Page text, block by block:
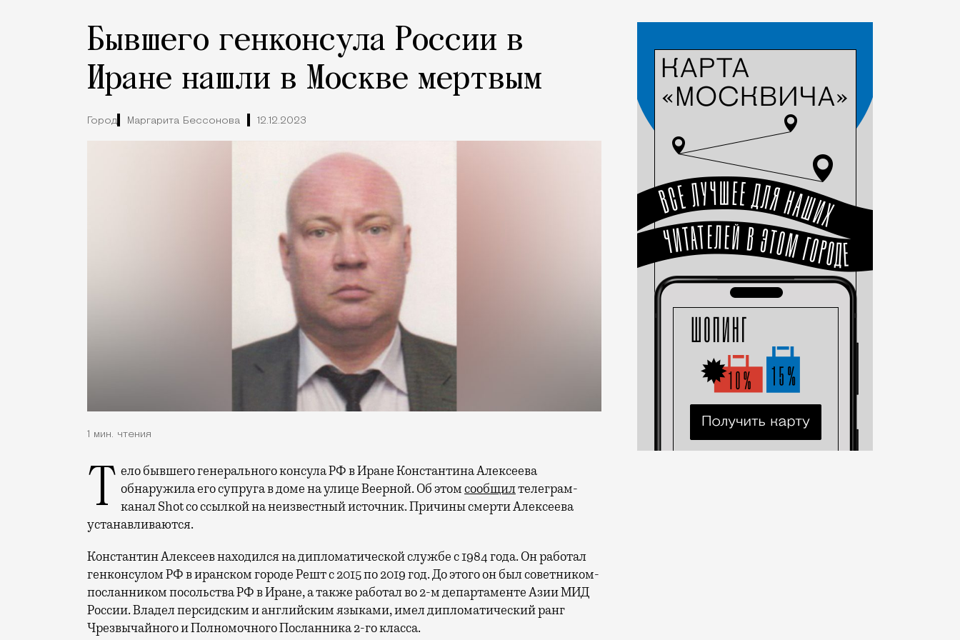
Бывшего генконсула России в
Иране нашли в Москве мертвым
Город Маргарита Бессонова 12.12.2023
1 мин. чтения
Тело бывшего генерального консула РФ в Иране Константина Алексеева обнаружила его супруга в доме на улице Веерной. Об этомсообщилтелеграм-
канал Shot со ссылкой на неизвестный источник. Причины смерти Алексеева
устанавливаются.
Константин Алексеев находился на дипломатической службе с 1984 года. Он работал
генконсулом РФ в иранском городе Решт с 2015 по 2019 год. До этого он был советником-
посланником посольства РФ в Иране, а также работал во 2-м департаменте Азии МИД
России. Владел персидским и английским языками, имел дипломатический ранг
Чрезвычайного и Полномочного Посланника 2-го класса.